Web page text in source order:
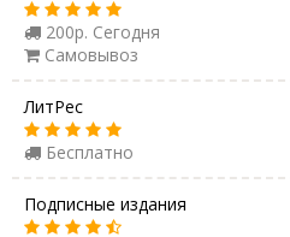
200р. Сегодня
Самовывоз
ЛитРес
Бесплатно
Подписные издания